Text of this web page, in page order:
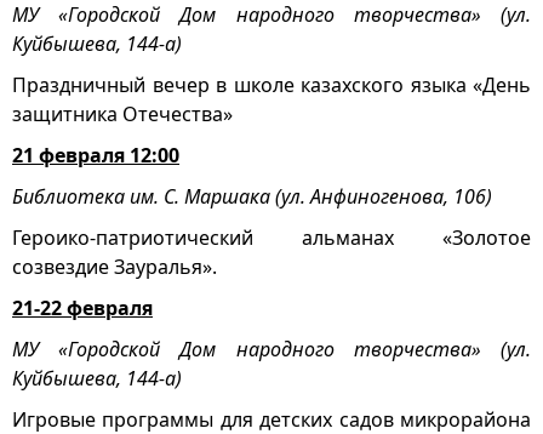
МУ «Городской Дом народного творчества» (ул.
Куйбышева, 144-а)
Праздничный вечер в школе казахского языка «День
защитника Отечества»
21 февраля 12:00
Библиотека им. С. Маршака (ул. Анфиногенова, 106)
Героико-патриотический альманах «Золотое
созвездие Зауралья».
21-22 февраля
МУ «Городской Дом народного творчества» (ул.
Куйбышева, 144-а)
Игровые программы для детских садов микрорайона